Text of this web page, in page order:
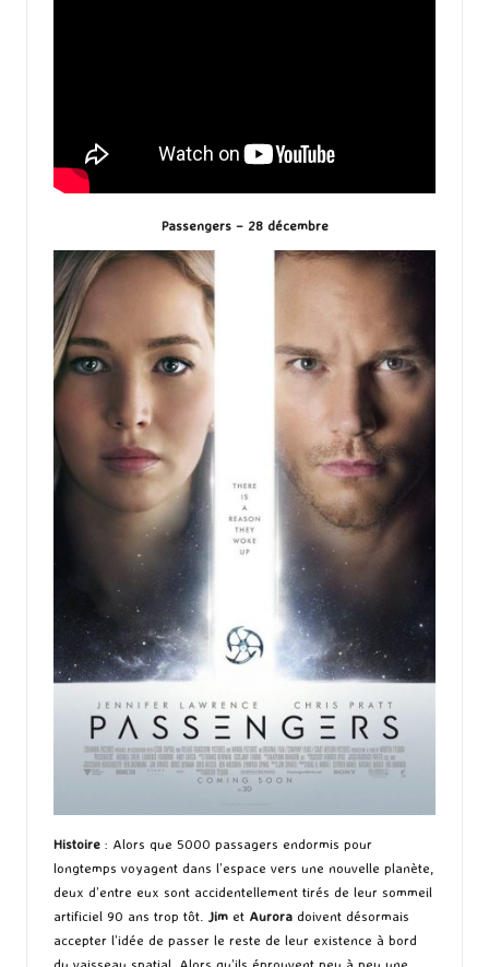
Passengers – 28 décembre
Histoire : Alors que 5000 passagers endormis pour
longtemps voyagent dans l’espace vers une nouvelle planète,
deux d’entre eux sont accidentellement tirés de leur sommeil
artificiel 90 ans trop tôt.
Jim et Aurora doivent désormais
accepter l’idée de passer le reste de leur existence à bord